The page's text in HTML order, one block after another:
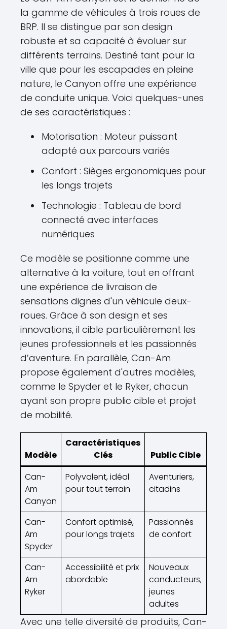
la gamme de véhicules à trois roues de
BRP. Il se distingue par son design
robuste et sa capacité à évoluer sur
différents terrains. Destiné tant pour la
ville que pour les escapades en pleine
nature, le Canyon offre une expérience
de conduite unique. Voici quelques-unes
de ses caractéristiques :
Motorisation : Moteur puissant
adapté aux parcours variés
Confort : Sièges ergonomiques pour
les longs trajets
Technologie : Tableau de bord
connecté avec interfaces
numériques
Ce modèle se positionne comme une
alternative à la voiture, tout en offrant
une expérience de livraison de
sensations dignes d'un véhicule deux-
roues. Grâce à son design et ses
innovations, il cible particulièrement les
jeunes professionnels et les passionnés
d’aventure. En parallèle, Can-Am
propose également d'autres modèles,
comme le Spyder et le Ryker, chacun
ayant son propre public cible et projet
de mobilité.
Modèle
Caractéristiques
Clés
Public Cible
Can-
Am
Canyon
Polyvalent, idéal
pour tout terrain
Aventuriers,
citadins
Can-
Am
Spyder
Confort optimisé,
pour longs trajets
Passionnés
de confort
Can-
Am
Ryker
Accessibilité et prix
abordable
Nouveaux
conducteurs,
jeunes
adultes
Avec une telle diversité de produits, Can-